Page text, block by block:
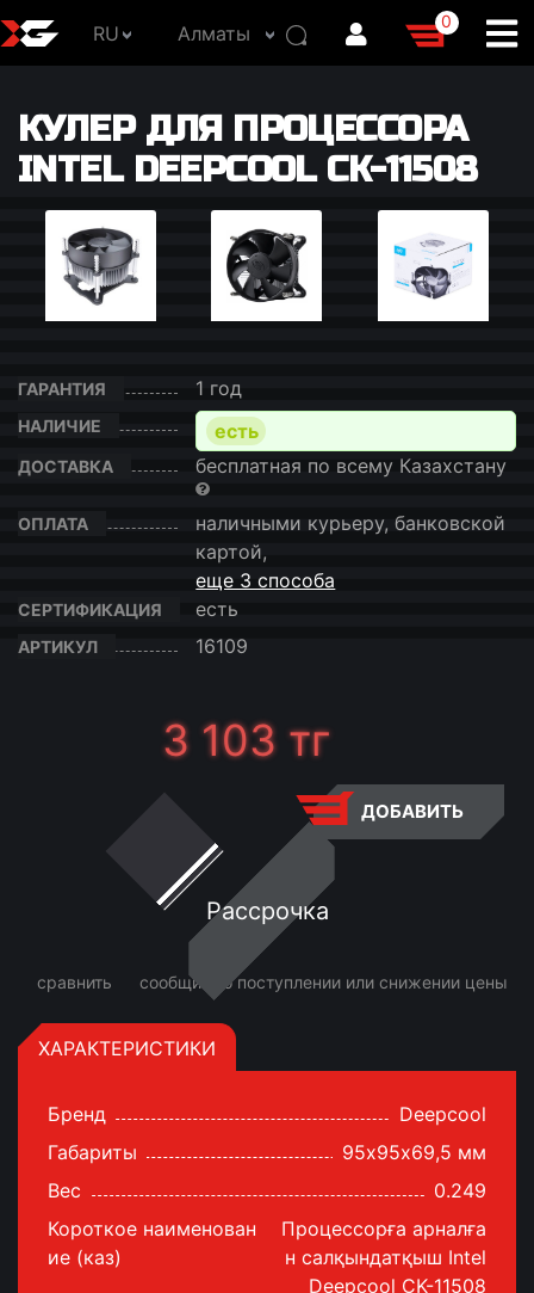
RU Алматы
0
КУЛЕР ДЛЯ ПРОЦЕССОРА
INTEL DEEPCOOL CK-11508
ГАРАНТИЯ 1 год
НАЛИЧИЕ есть
ДОСТАВКА бесплатная по всему Казахстану
ОПЛАТА
наличными курьеру, банковской
картой,
еще 3 способа
СЕРТИФИКАЦИЯ есть
АРТИКУЛ 16109
3 103тг
ДОБАВИТЬ
Рассрочка
сравнить сообщить о поступлении или снижении цены
ХАРАКТЕРИСТИКИ
Бренд
Deepcool
Габариты
95х95х69,5 мм
Вес
0.249
Короткое наименован
ие (каз)
Процессорға арналға
н салқындатқыш Intel
Deepcool CK-11508